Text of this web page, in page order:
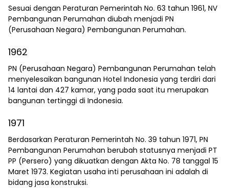
Sesuai dengan Peraturan Pemerintah No. 63 tahun 1961, NV
Pembangunan Perumahan diubah menjadi PN
(Perusahaan Negara) Pembangunan Perumahan.
1962
PN (Perusahaan Negara) Pembangunan Perumahan telah
menyelesaikan bangunan Hotel Indonesia yang terdiri dari
14 lantai dan 427 kamar, yang pada saat itu merupakan
bangunan tertinggi di Indonesia.
1971
Berdasarkan Peraturan Pemerintah No. 39 tahun 1971, PN
Pembangunan Perumahan berubah statusnya menjadi PT
PP (Persero) yang dikuatkan dengan Akta No. 78 tanggal 15
Maret 1973. Kegiatan usaha inti perusahaan ini adalah di
bidang jasa konstruksi.